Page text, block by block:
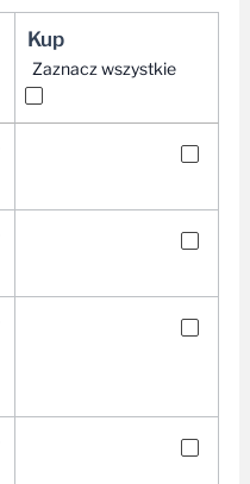
Kup
Zaznacz wszystkie